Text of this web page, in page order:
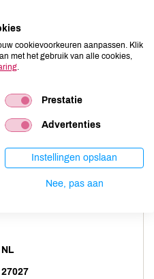
niet aanwezig
niet aanwezig
niet aanwezig
niet aanwezig
niet aanwezig
niet aanwezig
niet aanwezig
NL
27027
cookievoorkeuren aanpassen. Klik
met het gebruik van alle cookies,
Prestatie
Advertenties
Instellingen opslaan
Nee, pas aan